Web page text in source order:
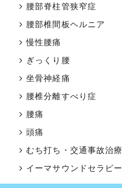
腰部脊柱管狭窄症
腰部椎間板ヘルニア
慢性腰痛
ぎっくり腰
坐骨神経痛
腰椎分離すべり症
腰痛
頭痛
むち打ち・交通事故治療
イーマサウンドセラピー